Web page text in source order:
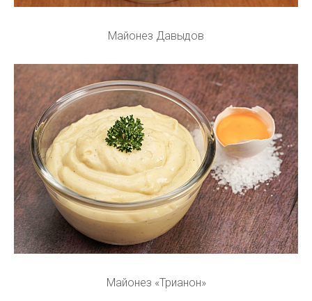
Майонез Давыдов
Майонез «Трианон»